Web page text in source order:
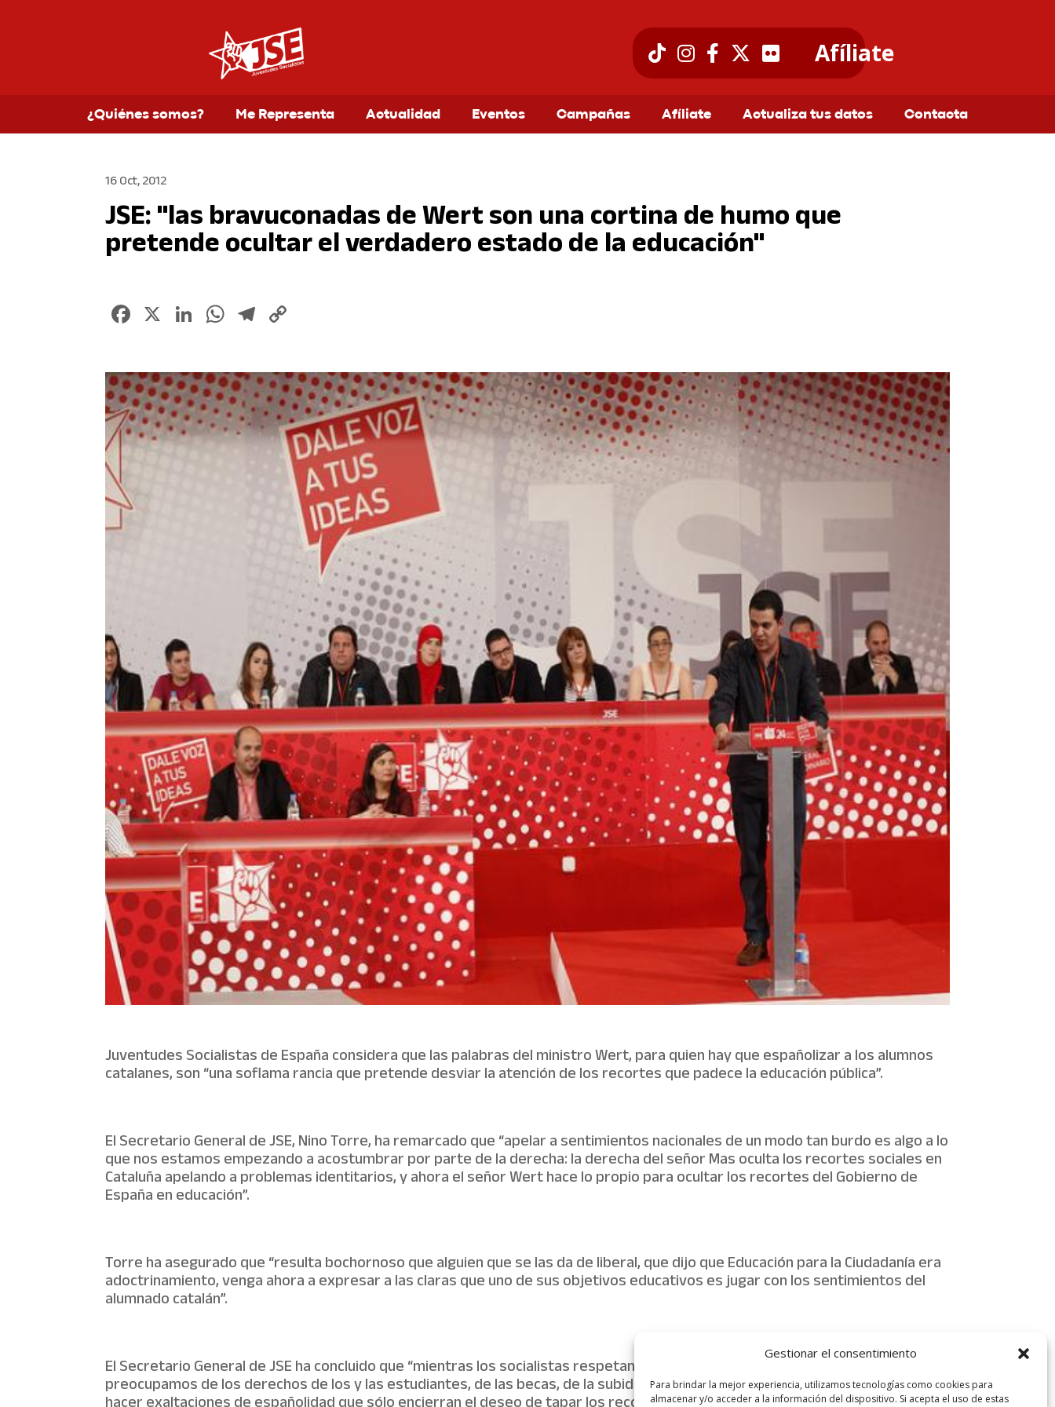
Gestionar el consentimiento
Para brindar la mejor experiencia, utilizamos tecnologías como cookies para
almacenar y/o acceder a la información del dispositivo. Si acepta el uso de estas
Afíliate
¿Quiénes somos? Me Representa Actualidad Eventos Campañas Afíliate Actualiza tus datos Contacta
16 Oct, 2012
JSE: "las bravuconadas de Wert son una cortina de humo que
pretende ocultar el verdadero estado de la educación"
Facebook
X LinkedIn
WhatsApp
Telegram
Juventudes Socialistas de España considera que las palabras del ministro Wert, para quien hay que españolizar a los alumnos
catalanes, son “una soflama rancia que pretende desviar la atención de los recortes que padece la educación pública”.
El Secretario General de JSE, Nino Torre, ha remarcado que “apelar a sentimientos nacionales de un modo tan burdo es algo a lo
que nos estamos empezando a acostumbrar por parte de la derecha: la derecha del señor Mas oculta los recortes sociales en
Cataluña apelando a problemas identitarios, y ahora el señor Wert hace lo propio para ocultar los recortes del Gobierno de
España en educación”.
Torre ha asegurado que “resulta bochornoso que alguien que se las da de liberal, que dijo que Educación para la Ciudadanía era
adoctrinamiento, venga ahora a expresar a las claras que uno de sus objetivos educativos es jugar con los sentimientos del
alumnado catalán”.
El Secretario General de JSE ha concluido que “mientras los socialistas respetamos el libre pensamiento del alumnado y nos
preocupamos de los derechos de los y las estudiantes, de las becas, de la subida de tasas; la derecha y Wert se dedican a